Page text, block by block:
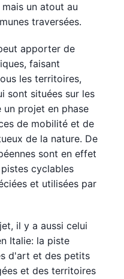
un atout au
traversées.
apporter de
faisant
les territoires,
sont situées sur les
un projet en phase
de mobilité et de
de la nature. De
sont en effet
cyclables
et utilisées par
il y a aussi celui
Italie: la piste
d'art et des petits
et des territoires